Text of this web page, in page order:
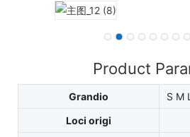
Product
Grandio
S M
Loci origi